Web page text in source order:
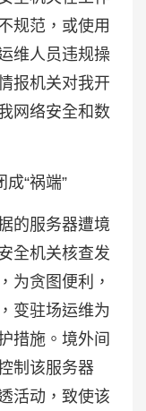
规范，或使用
维人员违规操
报机关对我开
网络安全和数
成“祸端”
的服务器遭境
全机关核查发
为贪图便利，
变驻场运维为
措施。境外间
制该服务器
活动，致使该